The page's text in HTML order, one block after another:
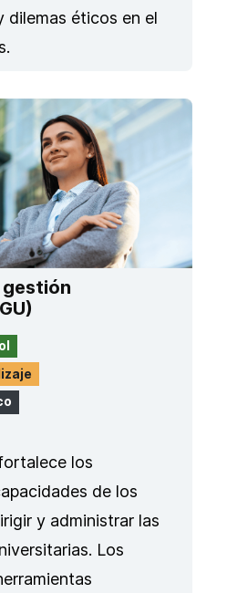
dilemas éticos en el
gestión
los
de los
y administrar las
Los